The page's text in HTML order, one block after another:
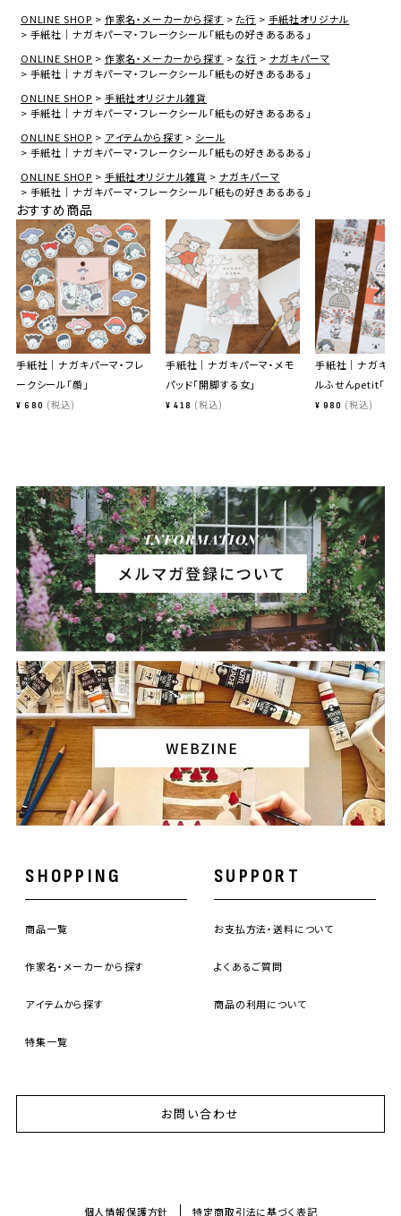
ONLINE SHOP 作家名・メーカーから探す た行
手紙社オリジナル
手紙社｜ナガキパーマ・フレークシール「紙もの好きあるある」
ONLINE SHOP
作家名・メーカーから探す な行
ナガキパーマ
手紙社｜ナガキパーマ・フレークシール「紙もの好きあるある」
ONLINE SHOP
手紙社オリジナル雑貨
手紙社｜ナガキパーマ・フレークシール「紙もの好きあるある」
ONLINE SHOP
アイテムから探す
シール
手紙社｜ナガキパーマ・フレークシール「紙もの好きあるある」
ONLINE SHOP
手紙社オリジナル雑貨
ナガキパーマ
手紙社｜ナガキパーマ・フレークシール「紙もの好きあるある」
おすすめ商品
手紙社｜ナガキパーマ・フレ
ークシール「顔」
¥ 680 税込
手紙社｜ナガキパーマ・メモ
パッド「開脚する女」
¥ 418 税込
手紙社｜ナガキパ
ルふせんpetit「
¥ 980 税込
SHOPPING
商品一覧
作家名・メーカーから探す
アイテムから探す
特集一覧
SUPPORT
お支払方法・送料について
よくあるご質問
商品の利用について
お問い合わせ
個人情報保護方針 特定商取引法に基づく表記